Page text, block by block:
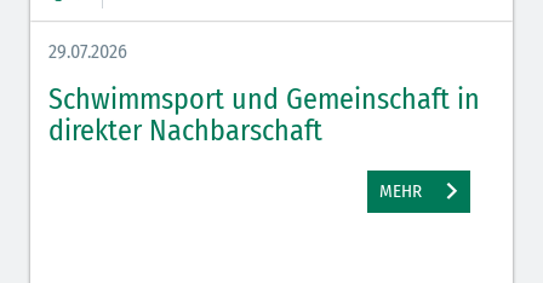
29.07.2026
Schwimmsport und Gemeinschaft in
direkter Nachbarschaft
MEHR